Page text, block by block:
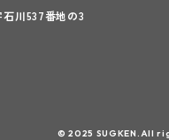
川537番地の3
© 2025 SUGKEN.All